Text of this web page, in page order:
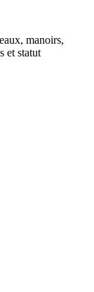
manoirs,
et statut